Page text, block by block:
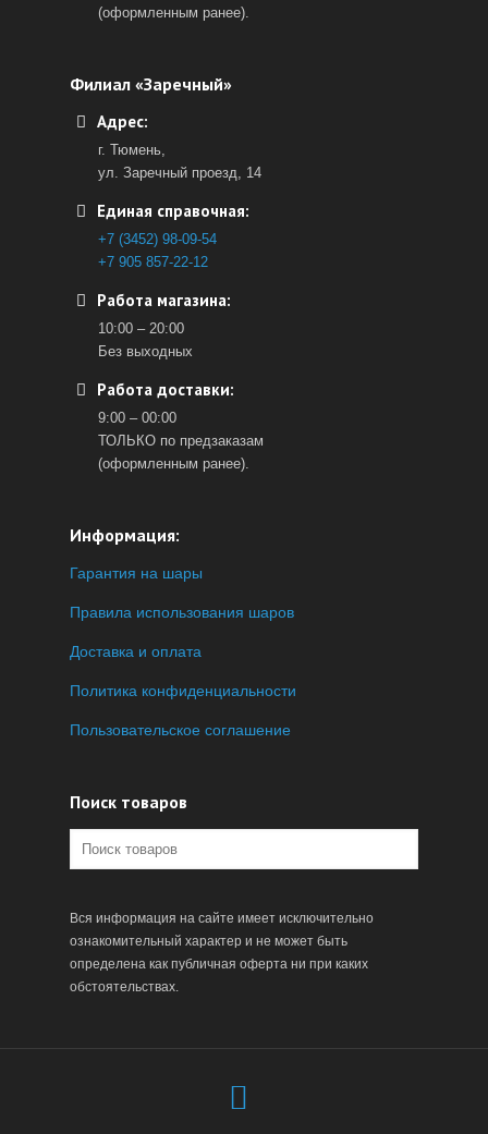
(оформленным ранее).
Филиал «Заречный»
Адрес:
г. Тюмень,
ул. Заречный проезд, 14
Единая справочная:
+7 (3452) 98-09-54
+7 905 857-22-12
Работа магазина:
10:00 – 20:00
Без выходных
Работа доставки:
9:00 – 00:00
ТОЛЬКО по предзаказам
(оформленным ранее).
Информация:
Гарантия на шары
Правила использования шаров
Доставка и оплата
Политика конфиденциальности
Пользовательское соглашение
Поиск товаров
Вся информация на сайте имеет исключительно
ознакомительный характер и не может быть
определена как публичная оферта ни при каких
обстоятельствах.